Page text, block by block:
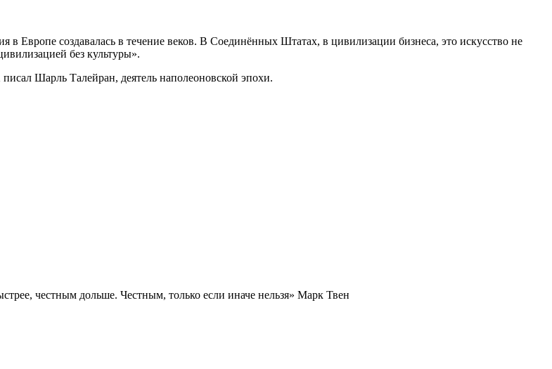
в Европе создавалась в течение веков. В Соединённых Штатах, в цивилизации бизнеса, это искусство не
без культуры».
Шарль Талейран, деятель наполеоновской эпохи.
честным дольше. Честным, только если иначе нельзя» Марк Твен